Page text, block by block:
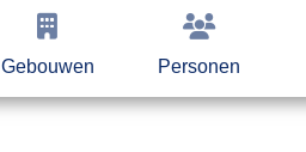
Gebouwen Personen